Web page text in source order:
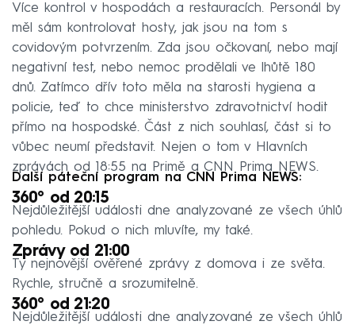
Více kontrol v hospodách a restauracích. Personál by
měl sám kontrolovat hosty, jak jsou na tom s
covidovým potvrzením. Zda jsou očkovaní, nebo mají
negativní test, nebo nemoc prodělali ve lhůtě 180
dnů. Zatímco dřív toto měla na starosti hygiena a
policie, teď to chce ministerstvo zdravotnictví hodit
přímo na hospodské. Část z nich souhlasí, část si to
vůbec neumí představit. Nejen o tom v Hlavních
zprávách od 18:55 na Primě a CNN Prima NEWS.
Další páteční program na CNN Prima NEWS:
360° od 20:15
Nejdůležitější události dne analyzované ze všech úhlů
pohledu. Pokud o nich mluvíte, my také.
Zprávy od 21:00
Ty nejnovější ověřené zprávy z domova i ze světa.
Rychle, stručně a srozumitelně.
360° od 21:20
Nejdůležitější události dne analyzované ze všech úhlů